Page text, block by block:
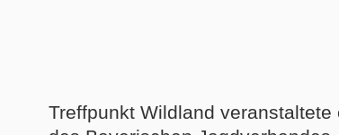
Treffpunkt Wildland